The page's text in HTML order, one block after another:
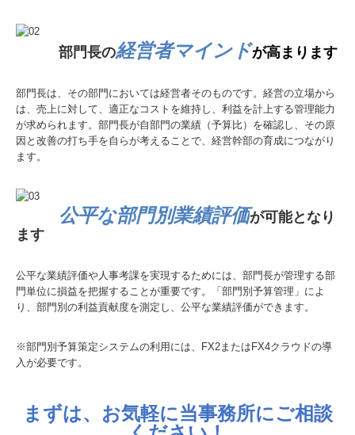
部門長の経営者マインドが高まります
部門長は、その部門においては経営者そのものです。経営の立場から
は、売上に対して、適正なコストを維持し、利益を計上する管理能力
が求められます。部門長が自部門の業績（予算比）を確認し、その原
因と改善の打ち手を自らが考えることで、経営幹部の育成につながり
ます。
公平な部門別業績評価が可能となり
ます
公平な業績評価や人事考課を実現するためには、部門長が管理する部
門単位に損益を把握することが重要です。「部門別予算管理」によ
り、部門別の利益貢献度を測定し、公平な業績評価ができます。
※部門別予算策定システムの利用には、FX2またはFX4クラウドの導
入が必要です。
まずは、お気軽に当事務所にご相談